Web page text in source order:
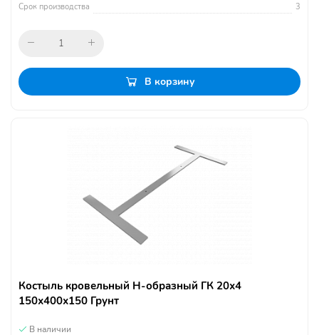
Срок производства
3
В корзину
Костыль кровельный Н-образный ГК 20х4
150х400х150 Грунт
В наличии